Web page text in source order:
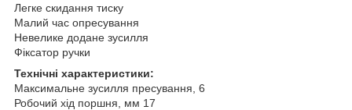
Легке скидання тиску
Малий час опресування
Невелике додане зусилля
Фіксатор ручки
Технічні характеристики:
Максимальне зусилля пресування, 6
Робочий хід поршня, мм 17